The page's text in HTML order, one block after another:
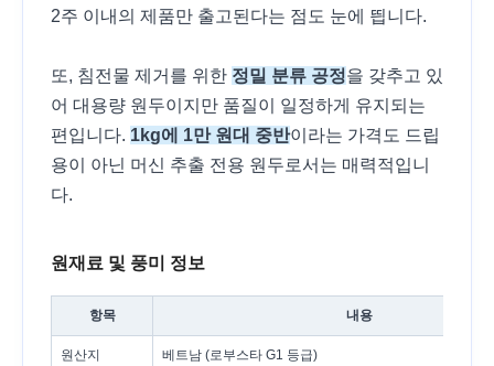
2주 이내의 제품만 출고된다는 점도 눈에 띕니다.
또, 침전물 제거를 위한 정밀 분류 공정을 갖추고 있
어 대용량 원두이지만 품질이 일정하게 유지되는
편입니다. 1kg에 1만 원대 중반이라는 가격도 드립
용이 아닌 머신 추출 전용 원두로서는 매력적입니
다.
원재료 및 풍미 정보
항목 내용
원산지 베트남 (로부스타 G1 등급)